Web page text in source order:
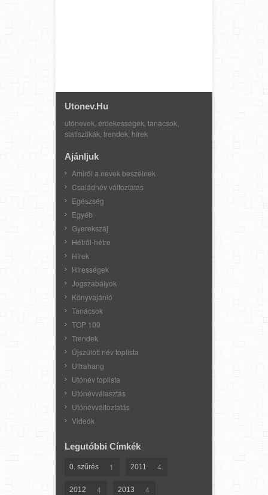
Utonev.hu
utónevek, érdekességek, tanácsok,
statisztikák, trendek, hírek
Ajánljuk
Amiről a nevek beszélnek
Családnév változtatás
Egészség
Egyéb
Gyerekszáj
Hétről-hétre
Hírek
Hírességek
Jogszabályok
Könyvajánló
Tanácsok
TOP 100
Trendek
Újszülött név toplista
Ultrahang
Utónév toplista
Utónévválasztás
Utónévváltoztatás
Videók
Legutóbbi Címkék
0. szűrés 1 2011 4
2012 4 2013 4